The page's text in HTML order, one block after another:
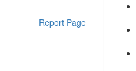
Report Page